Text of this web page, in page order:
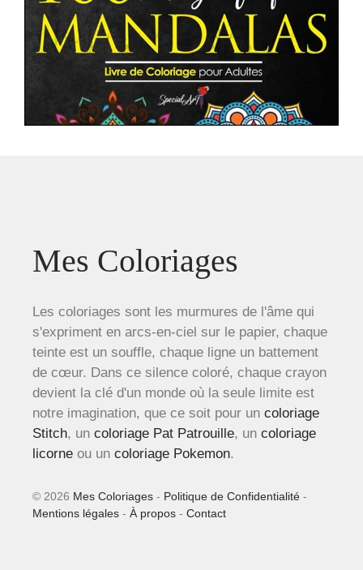
Mes Coloriages
Les coloriages sont les murmures de l'âme qui
s'expriment en arcs-en-ciel sur le papier, chaque
teinte est un souffle, chaque ligne un battement
de cœur. Dans ce silence coloré, chaque crayon
devient la clé d'un monde où la seule limite est
notre imagination, que ce soit pour un coloriage
Stitch, un coloriage Pat Patrouille, un coloriage
licorne ou un coloriage Pokemon.
© 2026 Mes Coloriages - Politique de Confidentialité -
Mentions légales - À propos - Contact